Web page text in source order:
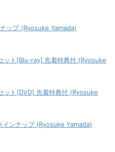
ップ (Ryosuke Yamada)
ット[Blu-ray] 先着特典付 (Ryosuke
ット[DVD] 先着特典付 (Ryosuke
インナップ (Ryosuke Yamada)